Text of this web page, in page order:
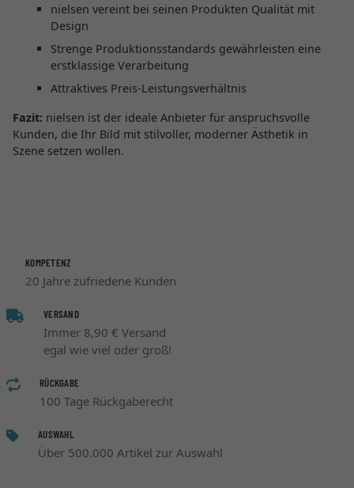
nielsen vereint bei seinen Produkten Qualität mit
Design
Strenge Produktionsstandards gewährleisten eine
erstklassige Verarbeitung
Attraktives Preis-Leistungsverhältnis
Fazit: nielsen ist der ideale Anbieter für anspruchsvolle
Kunden, die Ihr Bild mit stilvoller, moderner Ästhetik in
Szene setzen wollen.
KOMPETENZ
20 Jahre zufriedene Kunden
VERSAND
Immer 8,90 € Versand
egal wie viel oder groß!
RÜCKGABE
100 Tage Rückgaberecht
AUSWAHL
Über 500.000 Artikel zur Auswahl